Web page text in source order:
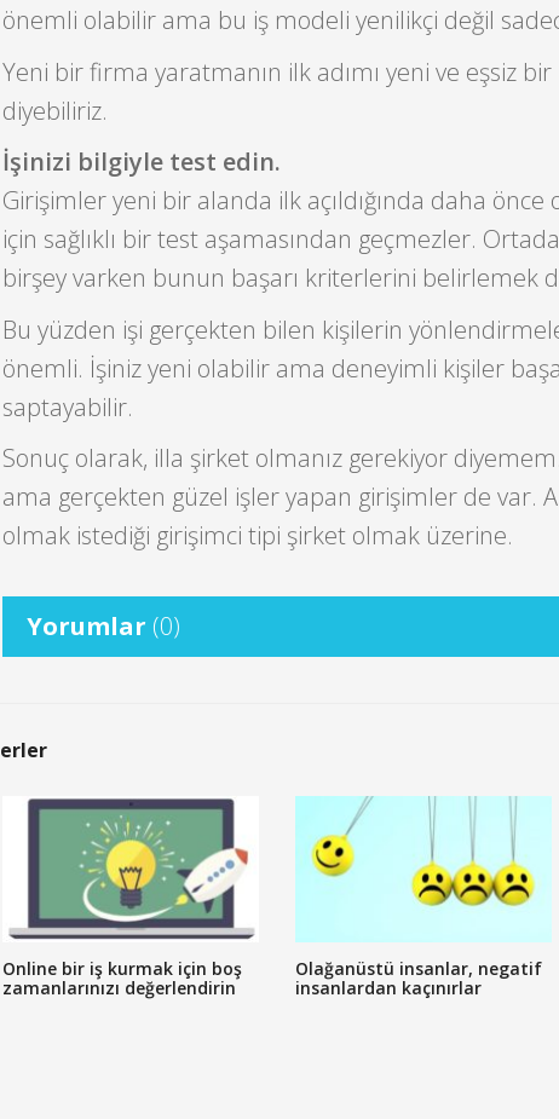
önemli olabilir ama bu iş modeli yenilikçi değil
Yeni bir firma yaratmanın ilk adımı yeni ve eşsiz
diyebiliriz.
İşinizi bilgiyle test edin.
Girişimler yeni bir alanda ilk açıldığında daha önce
için sağlıklı bir test aşamasından geçmezler.
birşey varken bunun başarı kriterlerini belirlemek
Bu yüzden işi gerçekten bilen kişilerin
önemli. İşiniz yeni olabilir ama deneyimli kişiler
saptayabilir.
Sonuç olarak, illa şirket olmanız gerekiyor
ama gerçekten güzel işler yapan girişimler de var.
olmak istediği girişimci tipi şirket olmak üzerine.
Yorumlar (0)
Online bir iş kurmak için boş
zamanlarınızı değerlendirin
Olağanüstü insanlar, negatif
insanlardan kaçınırlar